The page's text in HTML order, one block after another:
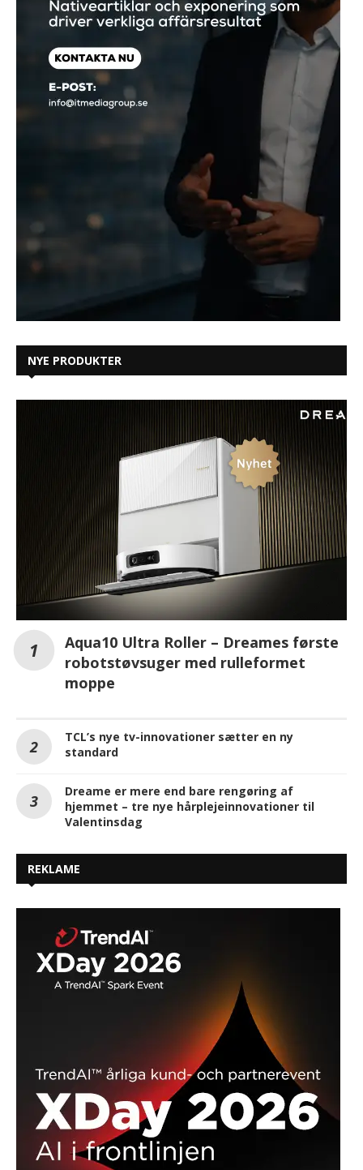
NYE PRODUKTER
Aqua10 Ultra Roller – Dreames første
robotstøvsuger med rulleformet
moppe
TCL’s nye tv-innovationer sætter en ny
standard
Dreame er mere end bare rengøring af
hjemmet – tre nye hårplejeinnovationer til
Valentinsdag
REKLAME